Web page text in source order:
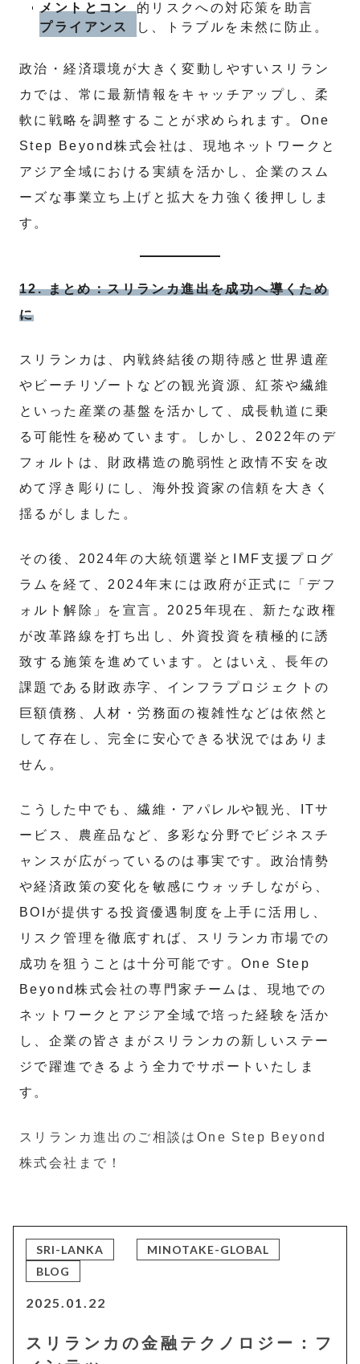
メントとコン
プライアンス
的リスクへの対応策を助言
し、トラブルを未然に防止。
政治・経済環境が大きく変動しやすいスリラン
カでは、常に最新情報をキャッチアップし、柔
軟に戦略を調整することが求められます。One
Step Beyond株式会社は、現地ネットワークと
アジア全域における実績を活かし、企業のスム
ーズな事業立ち上げと拡大を力強く後押ししま
す。
12. まとめ：スリランカ進出を成功へ導くため
に
スリランカは、内戦終結後の期待感と世界遺産
やビーチリゾートなどの観光資源、紅茶や繊維
といった産業の基盤を活かして、成長軌道に乗
る可能性を秘めています。しかし、2022年のデ
フォルトは、財政構造の脆弱性と政情不安を改
めて浮き彫りにし、海外投資家の信頼を大きく
揺るがしました。
その後、2024年の大統領選挙とIMF支援プログ
ラムを経て、2024年末には政府が正式に「デフ
ォルト解除」を宣言。2025年現在、新たな政権
が改革路線を打ち出し、外資投資を積極的に誘
致する施策を進めています。とはいえ、長年の
課題である財政赤字、インフラプロジェクトの
巨額債務、人材・労務面の複雑性などは依然と
して存在し、完全に安心できる状況ではありま
せん。
こうした中でも、繊維・アパレルや観光、ITサ
ービス、農産品など、多彩な分野でビジネスチ
ャンスが広がっているのは事実です。政治情勢
や経済政策の変化を敏感にウォッチしながら、
BOIが提供する投資優遇制度を上手に活用し、
リスク管理を徹底すれば、スリランカ市場での
成功を狙うことは十分可能です。One Step
Beyond株式会社の専門家チームは、現地での
ネットワークとアジア全域で培った経験を活か
し、企業の皆さまがスリランカの新しいステー
ジで躍進できるよう全力でサポートいたしま
す。
スリランカ進出のご相談はOne Step Beyond
株式会社まで！
SRI-LANKA
MINOTAKE-GLOBAL
BLOG
2025.01.22
スリランカの金融テクノロジー：フ